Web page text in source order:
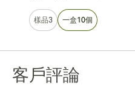
樣品3 一盒10個
客戶評論